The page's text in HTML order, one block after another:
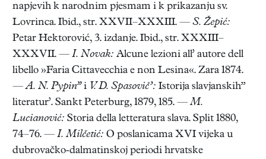
napjevih k narodnim pjesmam i k prikazanju sv.
Lovrinca. Ibid., str. XXVII–XXXIII. — S. Žepić:
Petar Hektorović, 3. izdanje. Ibid., str. XXXIII–
XXXVII. — I. Novak: Alcune lezioni all’ autore dell
libello »Faria Cittavecchia e non Lesina«. Zara 1874.
—A. N. Pypin”i V. D. Spasovič’: Istorija slavjanskih”
literatur’. Sankt Peterburg, 1879, 185. —M.
Lucianović: Storia della letteratura slava. Split 1880,
74–76. — I. Milčetić: O poslanicama XVI vijeka u
dubrovačko-dalmatinskoj periodi hrvatske